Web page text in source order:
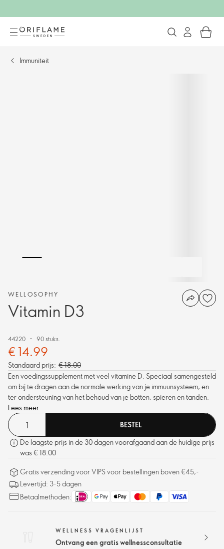
Immuniteit
WELLOSOPHY
Vitamin D3
44220 90 stuks.
€ 14.99
Standaard prijs: € 18.00
Een voedingssupplement met veel vitamine D. Speciaal samengesteld
om bij te dragen aan de normale werking van je immuunsysteem, en
ter ondersteuning van het behoud van je botten, spieren en tanden.
Lees meer
BESTEL
De laagste prijs in de 30 dagen voorafgaand aan de huidige prijs
was € 18.00
Gratis verzending voor VIPS voor bestellingen boven €45,-
Levertijd: 3-5 dagen
Betaalmethoden:
WELLNESS VRAGENLIJST
Ontvang een gratis wellnessconsultatie